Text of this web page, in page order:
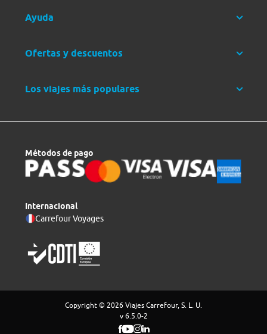
Ayuda
Ofertas y descuentos
Los viajes más populares
Métodos de pago
Internacional
Carrefour Voyages
Copyright © 2026 Viajes Carrefour, S. L. U.
v 6.5.0-2